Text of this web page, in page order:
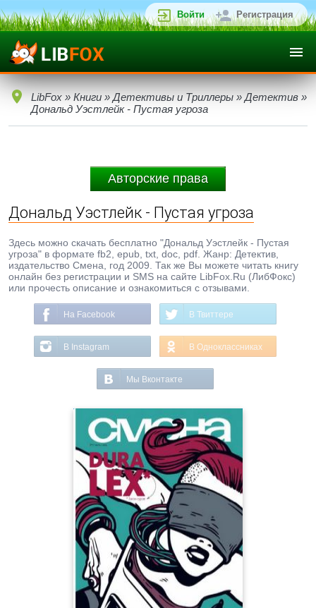
Войти Регистрация
LibFox » Книги » Детективы и Триллеры » Детектив »
Дональд Уэстлейк - Пустая угроза
Авторские права
Дональд Уэстлейк - Пустая угроза
Здесь можно скачать бесплатно "Дональд Уэстлейк - Пустая
угроза" в формате fb2, epub, txt, doc, pdf. Жанр: Детектив,
издательство Смена, год 2009. Так же Вы можете читать книгу
онлайн без регистрации и SMS на сайте LibFox.Ru (ЛибФокс)
или прочесть описание и ознакомиться с отзывами.
На Facebook В Твиттере
В Instagram В Одноклассниках
Мы Вконтакте